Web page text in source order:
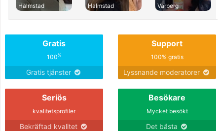
Halmstad
Halmstad
Varberg
Gratis
100%
Gratis tjänster
Support
100% gratis
Lyssnande moderatorer
Seriös
kvalitetsprofiler
Bekräftad kvalitet
Besökare
Mycket besökt
Det bästa